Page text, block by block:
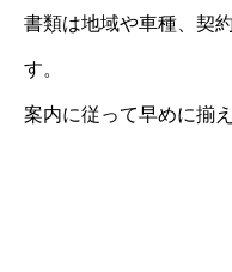
書類は地域や車種、契
す。
案内に従って早めに揃